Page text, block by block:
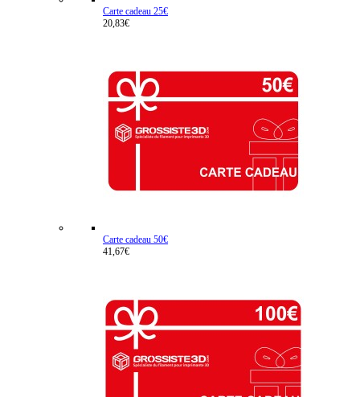
Carte cadeau 25€
20,83€
Carte cadeau 50€
41,67€